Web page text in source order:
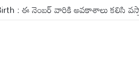
ఎండ్ కార్డ్ పడనుందా ? ట్రంప్